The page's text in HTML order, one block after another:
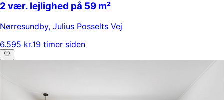
2 vær. lejlighed på 59 m²
Nørresundby, Julius Posselts Vej
6.595 kr.19 timer siden